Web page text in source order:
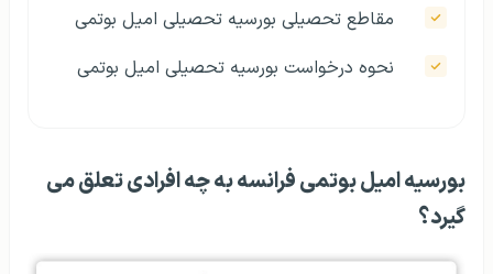
مقاطع تحصیلی بورسیه تحصیلی امیل بوتمی
نحوه درخواست بورسیه تحصیلی امیل بوتمی
بورسیه امیل بوتمی فرانسه به چه افرادی تعلق می
گیرد؟